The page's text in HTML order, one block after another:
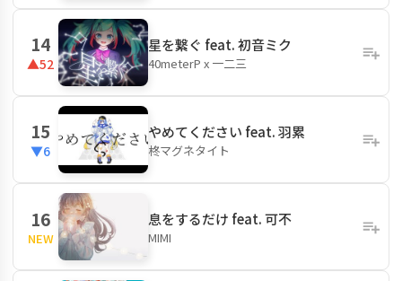
14
▲52
星を繋ぐ feat. 初音ミク
40meterP x 一二三
15
▼6
やめてください feat. 羽累
柊マグネタイト
16
NEW
息をするだけ feat. 可不
MIMI